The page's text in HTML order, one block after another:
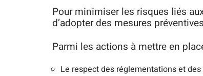
Pour minimiser les risques liés
d’adopter des mesures
Parmi les actions à mettre en
Le respect des réglementations et